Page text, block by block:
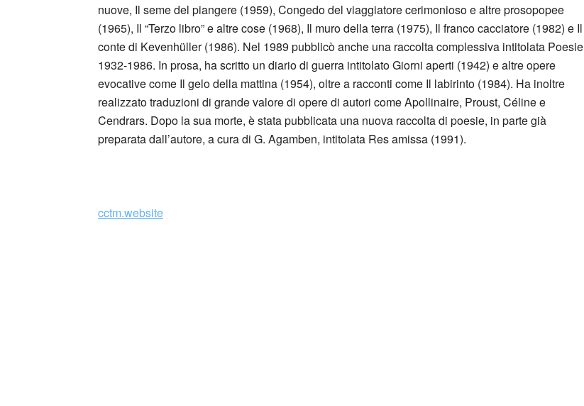
nuove, Il seme del piangere (1959), Congedo del viaggiatore cerimonioso e altre prosopopee
(1965), Il “Terzo libro” e altre cose (1968), Il muro della terra (1975), Il franco cacciatore (1982) e Il
conte di Kevenhüller (1986). Nel 1989 pubblicò anche una raccolta complessiva intitolata Poesie
1932-1986. In prosa, ha scritto un diario di guerra intitolato Giorni aperti (1942) e altre opere
evocative come Il gelo della mattina (1954), oltre a racconti come Il labirinto (1984). Ha inoltre
realizzato traduzioni di grande valore di opere di autori come Apollinaire, Proust, Céline e
Cendrars. Dopo la sua morte, è stata pubblicata una nuova raccolta di poesie, in parte già
preparata dall’autore, a cura di G. Agamben, intitolata Res amissa (1991).
cctm.website